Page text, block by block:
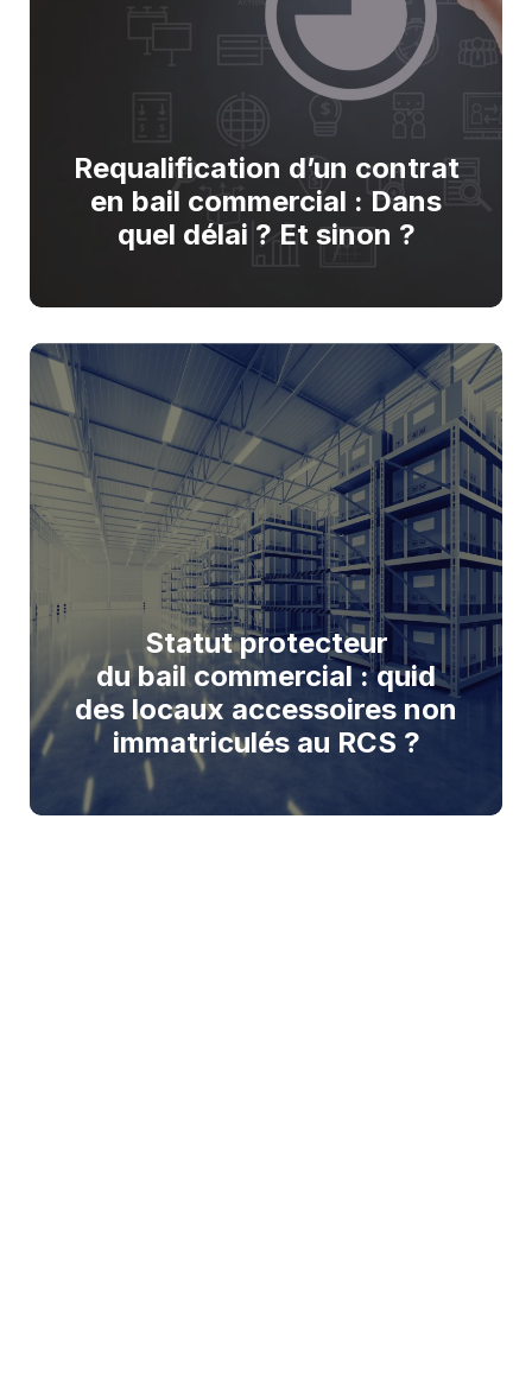
Requalification d’un contrat
en bail commercial : Dans
quel délai ? Et sinon ?
Statut protecteur
du bail commercial : quid
des locaux accessoires non
immatriculés au RCS ?